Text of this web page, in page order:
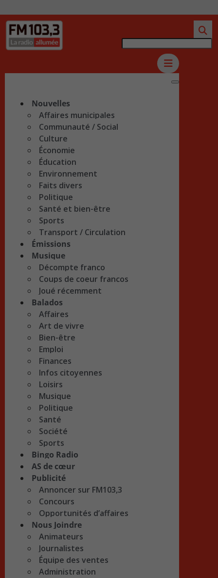
Nouvelles
Affaires municipales
Communauté / Social
Culture
Économie
Éducation
Environnement
Faits divers
Politique
Santé et bien-être
Sports
Transport / Circulation
Émissions
Musique
Décompte franco
Coups de coeur francos
Joué récemment
Balados
Affaires
Art de vivre
Bien-être
Emploi
Finances
Infos citoyennes
Loisirs
Musique
Politique
Santé
Société
Sports
Bingo Radio
AS de cœur
Publicité
Annoncer sur FM103,3
Concours
Opportunités d’affaires
Nous Joindre
Animateurs
Journalistes
Équipe des ventes
Administration